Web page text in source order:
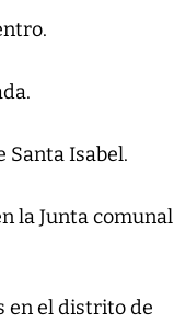
Santa Isabel.
la Junta comunal
en el distrito de